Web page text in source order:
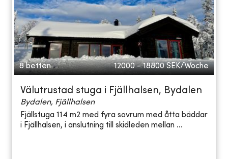
8 betten 12000 - 18800 SEK/Woche
Välutrustad stuga i Fjällhalsen, Bydalen
Bydalen, Fjällhalsen
Fjällstuga 114 m2 med fyra sovrum med åtta bäddar
i Fjällhalsen, i anslutning till skidleden mellan ...